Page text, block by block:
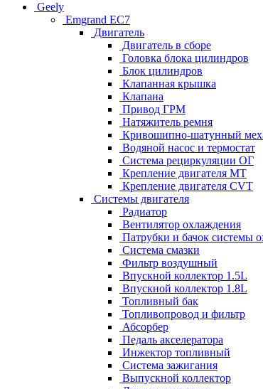
Geely
Emgrand EC7
Двигатель
Двигатель в сборе
Головка блока цилиндров
Блок цилиндров
Клапанная крышка
Клапана
Привод ГРМ
Натяжитель ремня
Кривошипно-шатунный
Водяной насос и термостат
Система рециркуляции ОГ
Крепление двигателя MT
Крепление двигателя CVT
Системы двигателя
Радиатор
Вентилятор охлаждения
Патрубки и бачок системы
Система смазки
Фильтр воздушный
Впускной коллектор 1.5L
Впускной коллектор 1.8L
Топливный бак
Топливопровод и фильтр
Абсорбер
Педаль акселератора
Инжектор топливный
Система зажигания
Выпускной коллектор